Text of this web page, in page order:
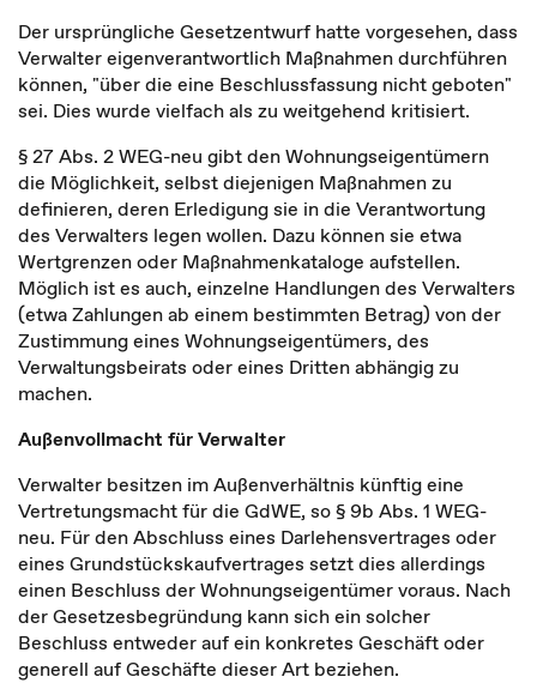
Der ursprüngliche Gesetzentwurf hatte vorgesehen, dass
Verwalter eigenverantwortlich Maßnahmen durchführen
können, "über die eine Beschlussfassung nicht geboten"
sei. Dies wurde vielfach als zu weitgehend kritisiert.
§ 27 Abs. 2 WEG-neu gibt den Wohnungseigentümern
die Möglichkeit, selbst diejenigen Maßnahmen zu
definieren, deren Erledigung sie in die Verantwortung
des Verwalters legen wollen. Dazu können sie etwa
Wertgrenzen oder Maßnahmenkataloge aufstellen.
Möglich ist es auch, einzelne Handlungen des Verwalters
(etwa Zahlungen ab einem bestimmten Betrag) von der
Zustimmung eines Wohnungseigentümers, des
Verwaltungsbeirats oder eines Dritten abhängig zu
machen.
Außenvollmacht für Verwalter
Verwalter besitzen im Außenverhältnis künftig eine
Vertretungsmacht für die GdWE, so § 9b Abs. 1 WEG-
neu. Für den Abschluss eines Darlehensvertrages oder
eines Grundstückskaufvertrages setzt dies allerdings
einen Beschluss der Wohnungseigentümer voraus. Nach
der Gesetzesbegründung kann sich ein solcher
Beschluss entweder auf ein konkretes Geschäft oder
generell auf Geschäfte dieser Art beziehen.